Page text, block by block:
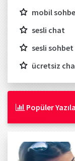
mobil
sesli chat
sesli sohbet
ücretsiz
Popüler